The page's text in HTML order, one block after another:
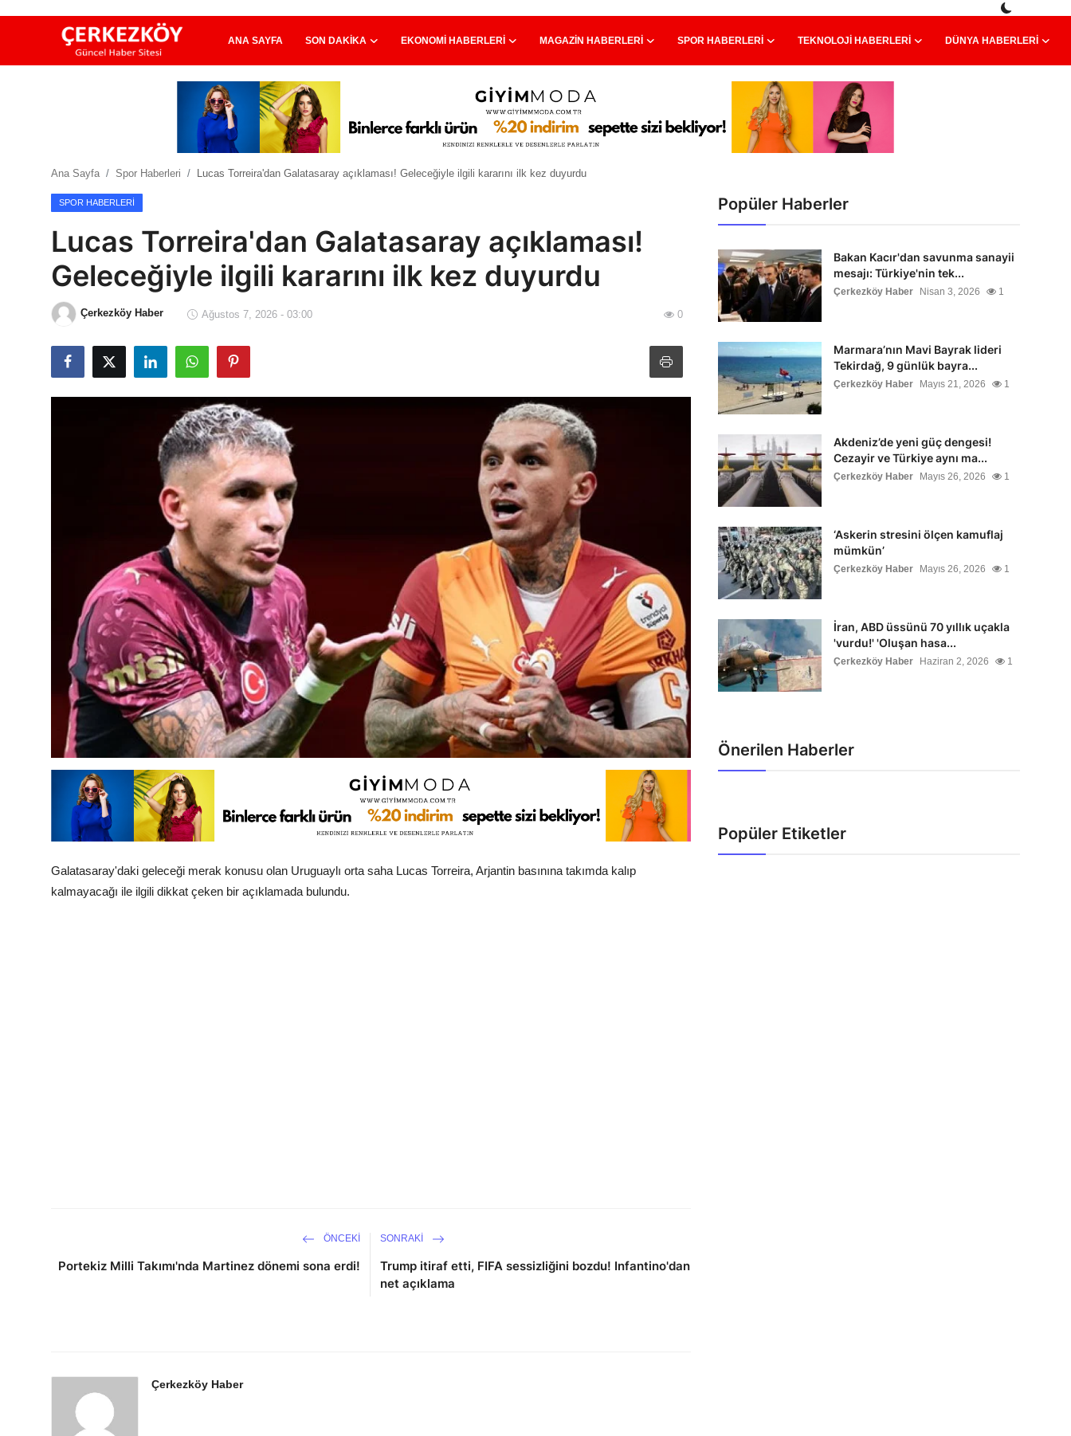
ANA SAYFA SON DAKIKA EKONOMI HABERLERI MAGAZIN HABERLERI SPOR HABERLERI TEKNOLOJI HABERLERI DÜNYA HABERLERI
Ekonomi Haberleri
Teknoloji Haberleri
Çerkezköy
Ana Sayfa Spor Haberleri Lucas Torreira'dan Galatasaray açıklaması! Geleceğiyle ilgili kararını ilk kez duyurdu
SPOR HABERLERI
Lucas Torreira'dan Galatasaray açıklaması!
Geleceğiyle ilgili kararını ilk kez duyurdu
Çerkezköy Haber Ağustos 7, 2026 - 03:00 0
Galatasaray'daki geleceği merak konusu olan Uruguaylı orta saha Lucas Torreira, Arjantin basınına takımda kalıp
kalmayacağı ile ilgili dikkat çeken bir açıklamada bulundu.
ÖNCEKI
Portekiz Milli Takımı'nda Martinez dönemi sona erdi!
SONRAKI
Trump itiraf etti, FIFA sessizliğini bozdu! Infantino'dan
net açıklama
Çerkezköy Haber
Popüler Haberler
Bakan Kacır'dan savunma sanayii
mesajı: Türkiye'nin tek...
Çerkezköy Haber Nisan 3, 2026 1
Marmara’nın Mavi Bayrak lideri
Tekirdağ, 9 günlük bayra...
Çerkezköy Haber Mayıs 21, 2026 1
Akdeniz’de yeni güç dengesi!
Cezayir ve Türkiye aynı ma...
Çerkezköy Haber Mayıs 26, 2026 1
‘Askerin stresini ölçen kamuflaj
mümkün’
Çerkezköy Haber Mayıs 26, 2026 1
İran, ABD üssünü 70 yıllık uçakla
'vurdu!' 'Oluşan hasa...
Çerkezköy Haber Haziran 2, 2026 1
Önerilen Haberler
Popüler Etiketler